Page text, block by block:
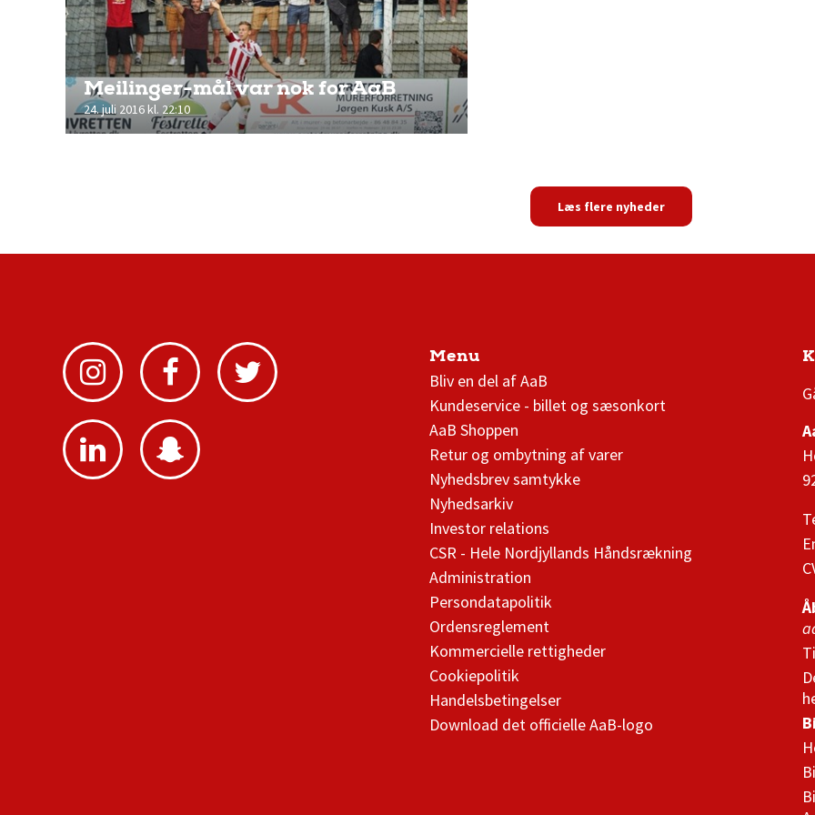
Meilinger-mål var nok for AaB
24. juli 2016 kl. 22:10
Læs flere nyheder
Menu
Bliv en del af AaB
Kundeservice - billet og sæsonkort
AaB Shoppen
Retur og ombytning af varer
Nyhedsbrev samtykke
Nyhedsarkiv
Investor relations
CSR - Hele Nordjyllands Håndsrækning
Administration
Persondatapolitik
Ordensreglement
Kommercielle rettigheder
Cookiepolitik
Handelsbetingelser
Download det officielle AaB-logo